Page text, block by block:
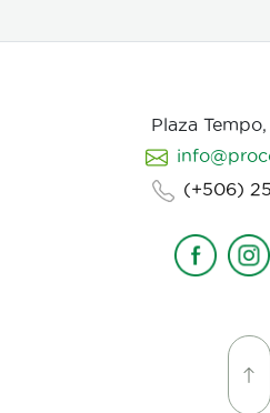
Plaza
(+506)